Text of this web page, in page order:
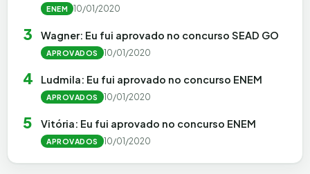
ENEM 10/01/2020
3 Wagner: Eu fui aprovado no concurso SEAD GO
APROVADOS 10/01/2020
4 Ludmila: Eu fui aprovado no concurso ENEM
APROVADOS 10/01/2020
5 Vitória: Eu fui aprovado no concurso ENEM
APROVADOS 10/01/2020